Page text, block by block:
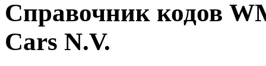
Справочник кодов
Cars N.V.